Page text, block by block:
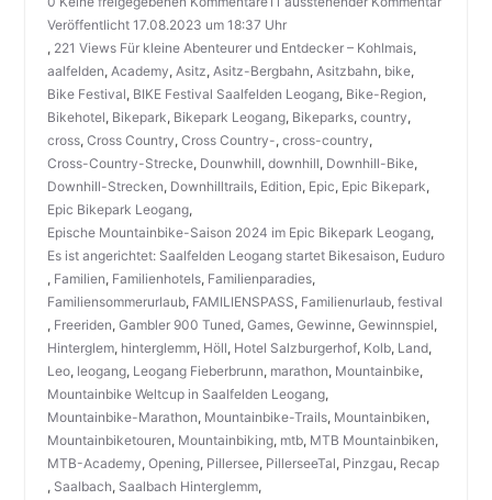
Veröffentlicht 17.08.2023 um 18:37 Uhr
, 221 Views Für kleine Abenteurer und Entdecker – Kohlmais,
aalfelden, Academy, Asitz, Asitz-Bergbahn, Asitzbahn, bike,
Bike Festival, BIKE Festival Saalfelden Leogang, Bike-Region,
Bikehotel, Bikepark, Bikepark Leogang, Bikeparks, country,
cross, Cross Country, Cross Country-, cross-country,
Cross-Country-Strecke, Dounwhill, downhill, Downhill-Bike,
Downhill-Strecken, Downhilltrails, Edition, Epic, Epic Bikepark,
Epic Bikepark Leogang,
Epische Mountainbike-Saison 2024 im Epic Bikepark Leogang,
Es ist angerichtet: Saalfelden Leogang startet Bikesaison, Euduro
, Familien, Familienhotels, Familienparadies,
Familiensommerurlaub, FAMILIENSPASS, Familienurlaub, festival
, Freeriden, Gambler 900 Tuned, Games, Gewinne, Gewinnspiel,
Hinterglem, hinterglemm, Höll, Hotel Salzburgerhof, Kolb, Land,
Leo, leogang, Leogang Fieberbrunn, marathon, Mountainbike,
Mountainbike Weltcup in Saalfelden Leogang,
Mountainbike-Marathon, Mountainbike-Trails, Mountainbiken,
Mountainbiketouren, Mountainbiking, mtb, MTB Mountainbiken,
MTB-Academy, Opening, Pillersee, PillerseeTal, Pinzgau, Recap
, Saalbach, Saalbach Hinterglemm,